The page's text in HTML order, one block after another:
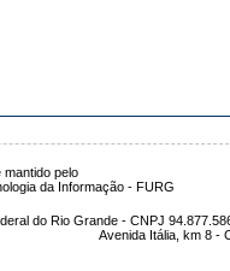
pelo
da Informação - FURG
do Rio Grande - CNPJ
Avenida Itália, km 8 -